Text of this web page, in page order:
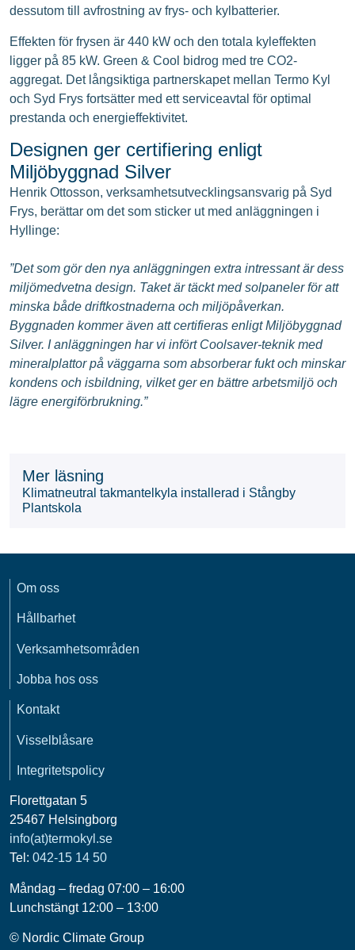
dessutom till avfrostning av frys- och kylbatterier.
Effekten för frysen är 440 kW och den totala kyleffekten
ligger på 85 kW. Green & Cool bidrog med tre CO2-
aggregat. Det långsiktiga partnerskapet mellan Termo Kyl
och Syd Frys fortsätter med ett serviceavtal för optimal
prestanda och energieffektivitet.
Designen ger certifiering enligt
Miljöbyggnad Silver
Henrik Ottosson, verksamhetsutvecklingsansvarig på Syd
Frys, berättar om det som sticker ut med anläggningen i
Hyllinge:
”Det som gör den nya anläggningen extra intressant är dess
miljömedvetna design. Taket är täckt med solpaneler för att
minska både driftkostnaderna och miljöpåverkan.
Byggnaden kommer även att certifieras enligt Miljöbyggnad
Silver. I anläggningen har vi infört Coolsaver-teknik med
mineralplattor på väggarna som absorberar fukt och minskar
kondens och isbildning, vilket ger en bättre arbetsmiljö och
lägre energiförbrukning.”
Mer läsning
Klimatneutral takmantelkyla installerad i Stångby
Plantskola
Om oss
Hållbarhet
Verksamhetsområden
Jobba hos oss
Kontakt
Visselblåsare
Integritetspolicy
Florettgatan 5
25467 Helsingborg
info(at)termokyl.se
Tel: 042-15 14 50
Måndag – fredag 07:00 – 16:00
Lunchstängt 12:00 – 13:00
© Nordic Climate Group